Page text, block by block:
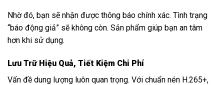
Nhờ đó, bạn sẽ nhận được thông báo chính xác. Tình trạng
“báo động giả” sẽ không còn. Sản phẩm giúp bạn an tâm
hơn khi sử dụng.
Lưu Trữ Hiệu Quả, Tiết Kiệm Chi Phí
Vấn đề dung lượng luôn quan trọng. Với chuẩn nén H.265+,